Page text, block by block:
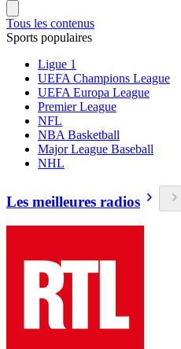
Tous les contenus
Sports populaires
Ligue 1
UEFA Champions League
UEFA Europa League
Premier League
NFL
NBA Basketball
Major League Baseball
NHL
Les meilleures radios